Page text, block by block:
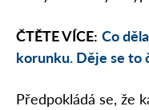
ČTĚTE VÍCE: Co
korunku. Děje se to
Předpokládá se, že